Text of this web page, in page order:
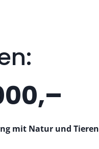
mit Natur und Tieren